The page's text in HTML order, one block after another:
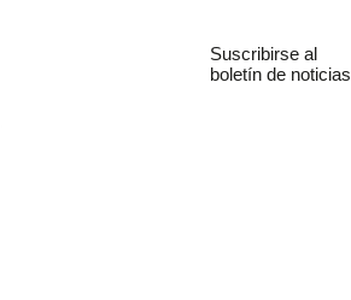
Suscribirse al
boletín de noticias